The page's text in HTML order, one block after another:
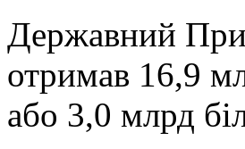
Державний
отримав 16,9
або 3,0 млрд